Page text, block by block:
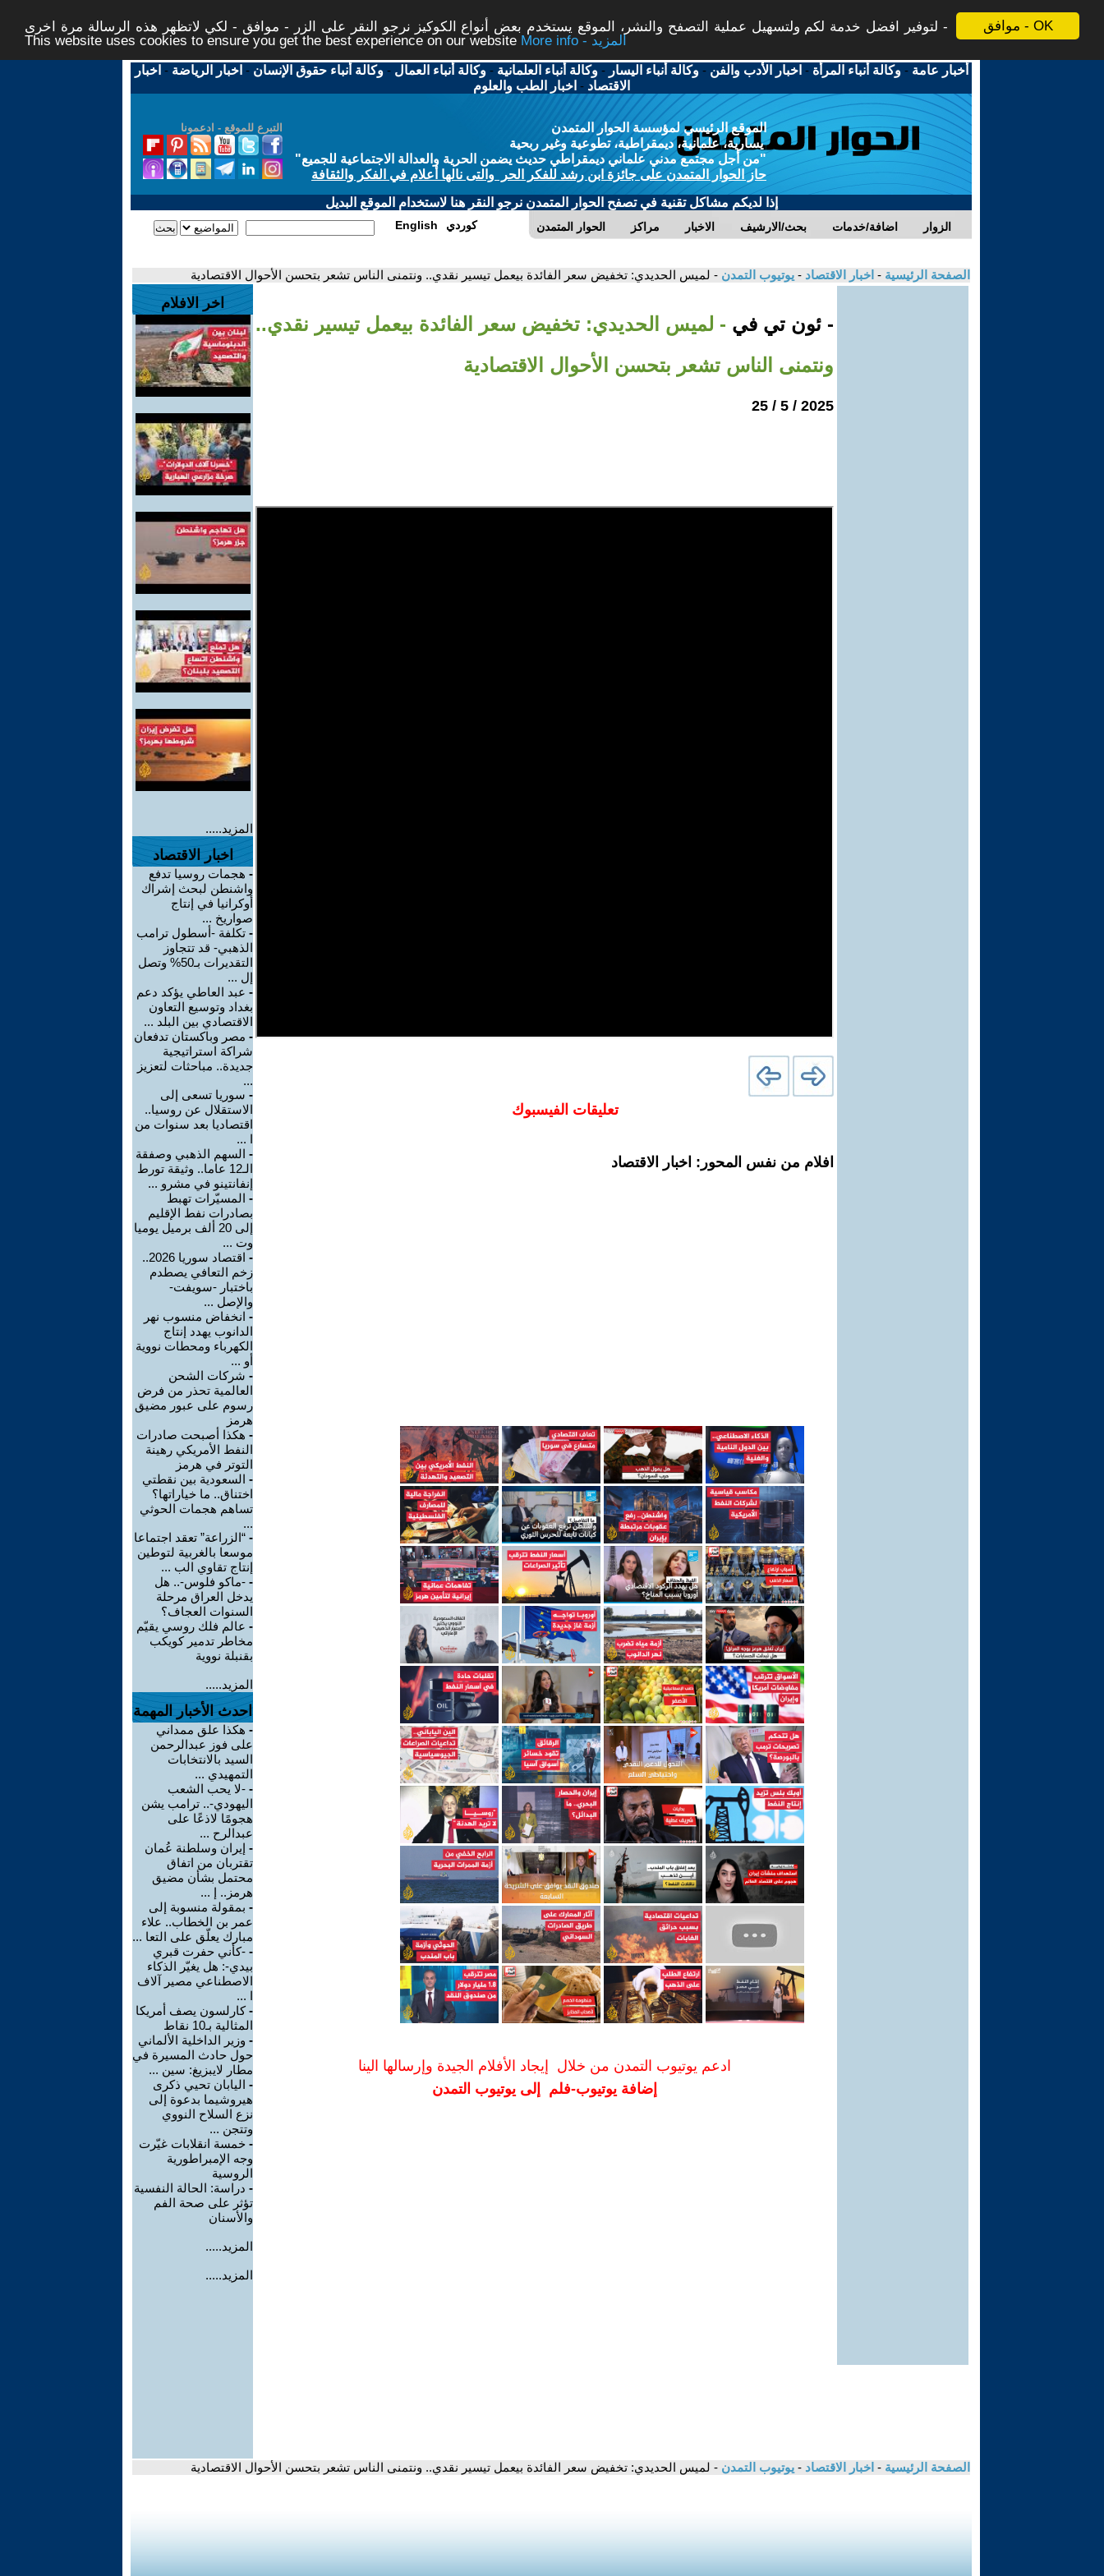
موافق - OK
لتوفير افضل خدمة لكم ولتسهيل عملية التصفح والنشر، الموقع يستخدم بعض أنواع الكوكيز نرجو النقر على الزر - موافق - لكي لاتظهر هذه الرسالة مرة اخرى -
This website uses cookies to ensure you get the best experience on our website
More info - المزيد
أخبار عامة -وكالة أنباء المرأة - اخبار الأدب والفن -وكالة أنباء اليسار -وكالة أنباء العلمانية -وكالة أنباء العمال -وكالة أنباء حقوق الإنسان - اخبار الرياضة - اخبار
الاقتصاد - اخبار الطب والعلوم
التبرع للموقع - ادعمونا
الموقع الرئيسي لمؤسسة الحوار المتمدن
يسارية، علمانية، ديمقراطية، تطوعية وغير ربحية
"من أجل مجتمع مدني علماني ديمقراطي حديث يضمن الحرية والعدالة الاجتماعية للجميع"
حاز الحوار المتمدن على جائزة ابن رشد للفكر الحر والتى نالها أعلام في الفكر والثقافة
إذا لديكم مشاكل تقنية في تصفح الحوار المتمدن نرجو النقر هنا لاستخدام الموقع البديل
الحوار المتمدن مراكز الاخبار بحث/الارشيف اضافة/خدمات الزوار English كوردي
الصفحة الرئيسية - اخبار الاقتصاد - يوتيوب التمدن - لميس الحديدي: تخفيض سعر الفائدة بيعمل تيسير نقدي.. ونتمنى الناس تشعر بتحسن الأحوال الاقتصادية
- ئون تي في - لميس الحديدي: تخفيض سعر الفائدة بيعمل تيسير نقدي..
ونتمنى الناس تشعر بتحسن الأحوال الاقتصادية
2025 / 5 / 25
تعليقات الفيسبوك
افلام من نفس المحور: اخبار الاقتصاد
ادعم يوتيوب التمدن من خلال إيجاد الأفلام الجيدة وإرسالها الينا
إضافة يوتيوب-فلم إلى يوتيوب التمدن
اخر الافلام
المزيد.....
اخبار الاقتصاد
- هجمات روسيا تدفع
واشنطن لبحث إشراك
أوكرانيا في إنتاج
صواريخ ...
- تكلفة -أسطول ترامب
الذهبي- قد تتجاوز
التقديرات بـ50% وتصل
إل ...
- عبد العاطي يؤكد دعم
بغداد وتوسيع التعاون
الاقتصادي بين البلد ...
- مصر وباكستان تدفعان
شراكة استراتيجية
جديدة.. مباحثات لتعزيز
...
- سوريا تسعى إلى
الاستقلال عن روسيا..
اقتصاديا بعد سنوات من
ا ...
- السهم الذهبي وصفقة
الـ12 عاما.. وثيقة تورط
إنفانتينو في مشرو ...
- المسيّرات تهبط
بصادرات نفط الإقليم
إلى 20 ألف برميل يوميا
وت ...
-
اقتصاد سوريا 2026..
زخم التعافي يصطدم
باختبار -سويفت-
والإصل ...
- انخفاض منسوب نهر
الدانوب يهدد إنتاج
الكهرباء ومحطات نووية
أو ...
- شركات الشحن
العالمية تحذر من فرض
رسوم على عبور مضيق
هرمز
- هكذا أصبحت صادرات
النفط الأمريكي رهينة
التوتر في هرمز
- السعودية بين نقطتي
اختناق.. ما خياراتها؟
تساهم هجمات الحوثي
...
- “الزراعة” تعقد اجتماعا
موسعا بالغربية لتوطين
إنتاج تقاوي الب ...
- -ماكو فلوس-.. هل
يدخل العراق مرحلة
السنوات العجاف؟
- عالم فلك روسي يقيّم
مخاطر تدمير كويكب
بقنبلة نووية
المزيد.....
احدث الأخبار المهمة
- هكذا علق ممداني
على فوز عبدالرحمن
السيد بالانتخابات
التمهيدي ...
- -لا يحب الشعب
اليهودي-.. ترامب يشن
هجومًا لاذعًا على
عبدالرح ...
- إيران وسلطنة عُمان
تقتربان من اتفاق
محتمل بشأن مضيق
هرمز.. إ ...
- بمقولة منسوبة إلى
عمر بن الخطاب.. علاء
مبارك يعلّق على التعا ...
- -كأني حفرت قبري
بيدي-: هل يغيّر الذكاء
الاصطناعي مصير آلاف
ا ...
-كارلسون يصف أمريكا
المثالية بـ10 نقاط
- وزير الداخلية الألماني
حول حادث المسيرة في
مطار لايبزيغ: سين ...
- اليابان تحيي ذكرى
هيروشيما بدعوة إلى
نزع السلاح النووي
وتتجن ...
- خمسة انقلابات غيّرت
وجه الإمبراطورية
الروسية
- دراسة: الحالة النفسية
تؤثر على صحة الفم
والأسنان
المزيد.....
المزيد.....
الصفحة الرئيسية - اخبار الاقتصاد - يوتيوب التمدن - لميس الحديدي: تخفيض سعر الفائدة بيعمل تيسير نقدي.. ونتمنى الناس تشعر بتحسن الأحوال الاقتصادية